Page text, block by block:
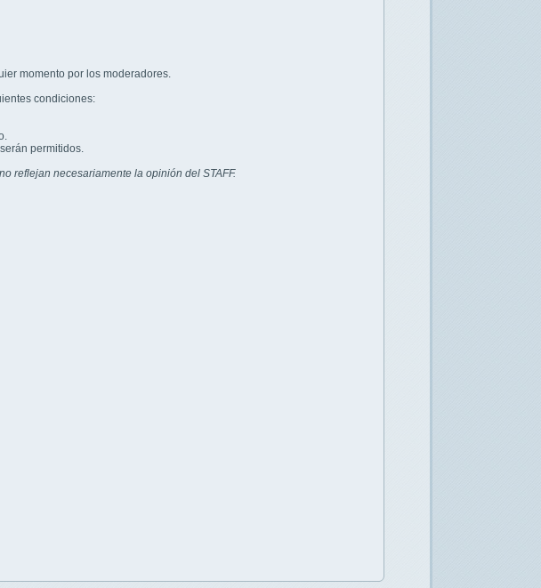
momento por los moderadores.
condiciones:
permitidos.
reflejan necesariamente la opinión del STAFF.